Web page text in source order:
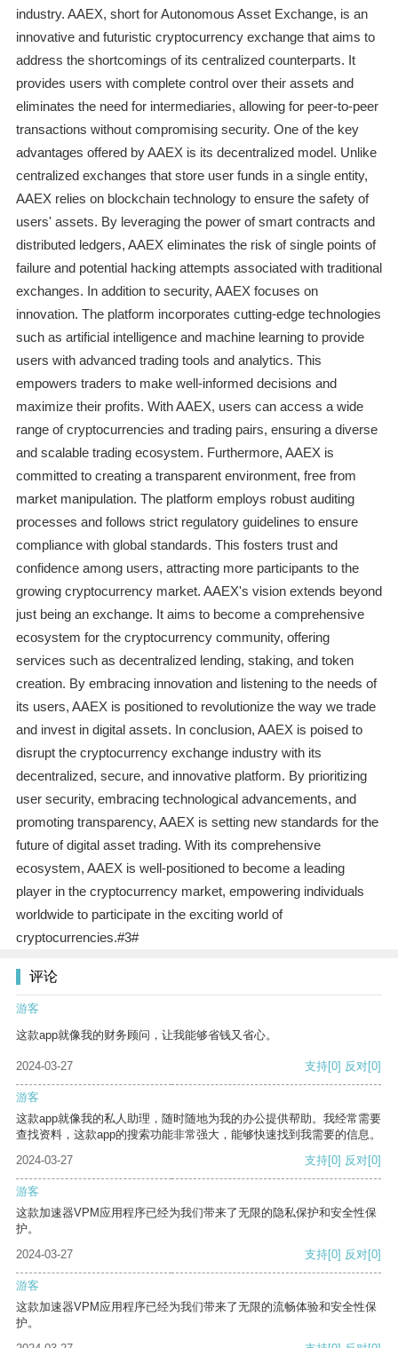
industry. AAEX, short for Autonomous Asset Exchange, is an
innovative and futuristic cryptocurrency exchange that aims to
address the shortcomings of its centralized counterparts. It
provides users with complete control over their assets and
eliminates the need for intermediaries, allowing for peer-to-peer
transactions without compromising security. One of the key
advantages offered by AAEX is its decentralized model. Unlike
centralized exchanges that store user funds in a single entity,
AAEX relies on blockchain technology to ensure the safety of
users' assets. By leveraging the power of smart contracts and
distributed ledgers, AAEX eliminates the risk of single points of
failure and potential hacking attempts associated with traditional
exchanges. In addition to security, AAEX focuses on
innovation. The platform incorporates cutting-edge technologies
such as artificial intelligence and machine learning to provide
users with advanced trading tools and analytics. This
empowers traders to make well-informed decisions and
maximize their profits. With AAEX, users can access a wide
range of cryptocurrencies and trading pairs, ensuring a diverse
and scalable trading ecosystem. Furthermore, AAEX is
committed to creating a transparent environment, free from
market manipulation. The platform employs robust auditing
processes and follows strict regulatory guidelines to ensure
compliance with global standards. This fosters trust and
confidence among users, attracting more participants to the
growing cryptocurrency market. AAEX's vision extends beyond
just being an exchange. It aims to become a comprehensive
ecosystem for the cryptocurrency community, offering
services such as decentralized lending, staking, and token
creation. By embracing innovation and listening to the needs of
its users, AAEX is positioned to revolutionize the way we trade
and invest in digital assets. In conclusion, AAEX is poised to
disrupt the cryptocurrency exchange industry with its
decentralized, secure, and innovative platform. By prioritizing
user security, embracing technological advancements, and
promoting transparency, AAEX is setting new standards for the
future of digital asset trading. With its comprehensive
ecosystem, AAEX is well-positioned to become a leading
player in the cryptocurrency market, empowering individuals
worldwide to participate in the exciting world of
cryptocurrencies.#3#
评论
游客
这款app就像我的财务顾问，让我能够省钱又省心。
2024-03-27 支持[0] 反对[0]
游客
这款app就像我的私人助理，随时随地为我的办公提供帮助。我经常需要
查找资料，这款app的搜索功能非常强大，能够快速找到我需要的信息。
2024-03-27
支持[0] 反对[0]
游客
这款加速器VPM应用程序已经为我们带来了无限的隐私保护和安全性保
护。
2024-03-27
支持[0] 反对[0]
游客
这款加速器VPM应用程序已经为我们带来了无限的流畅体验和安全性保
护。